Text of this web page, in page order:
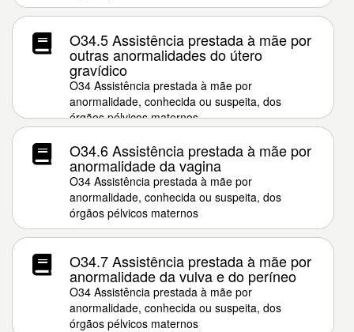
O34.5 Assistência prestada à mãe por
outras anormalidades do útero
gravídico
O34 Assistência prestada à mãe por
anormalidade, conhecida ou suspeita, dos
órgãos pélvicos maternos
O34.6 Assistência prestada à mãe por
anormalidade da vagina
O34 Assistência prestada à mãe por
anormalidade, conhecida ou suspeita, dos
órgãos pélvicos maternos
O34.7 Assistência prestada à mãe por
anormalidade da vulva e do períneo
O34 Assistência prestada à mãe por
anormalidade, conhecida ou suspeita, dos
órgãos pélvicos maternos